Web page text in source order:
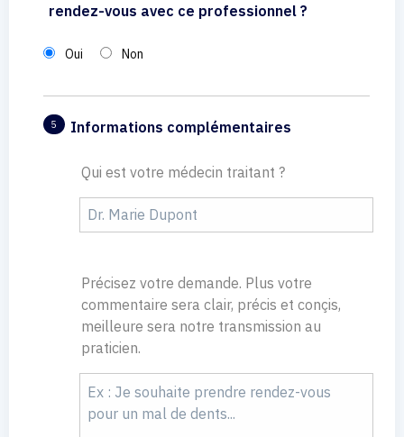
rendez-vous avec ce professionnel ?
Oui Non
5 Informations complémentaires
Qui est votre médecin traitant ?
Précisez votre demande. Plus votre
commentaire sera clair, précis et conçis,
meilleure sera notre transmission au
praticien.